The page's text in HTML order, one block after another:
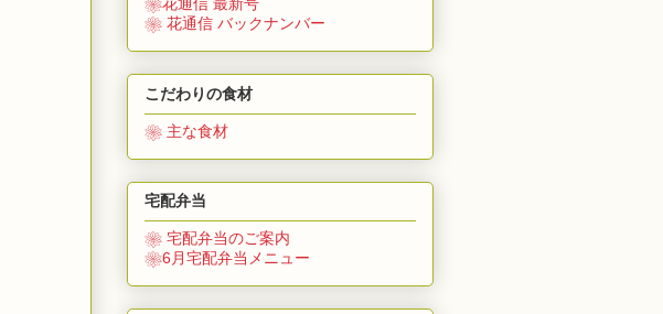
❀花通信 最新号
❀ 花通信 バックナンバー
こだわりの食材
❀ 主な食材
宅配弁当
❀ 宅配弁当のご案内
❀6月宅配弁当メニュー